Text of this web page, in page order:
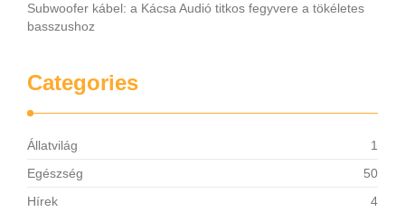
Subwoofer kábel: a Kácsa Audió titkos fegyvere a tökéletes
basszushoz
Categories
Állatvilág
1
Egészség
50
Hírek
4